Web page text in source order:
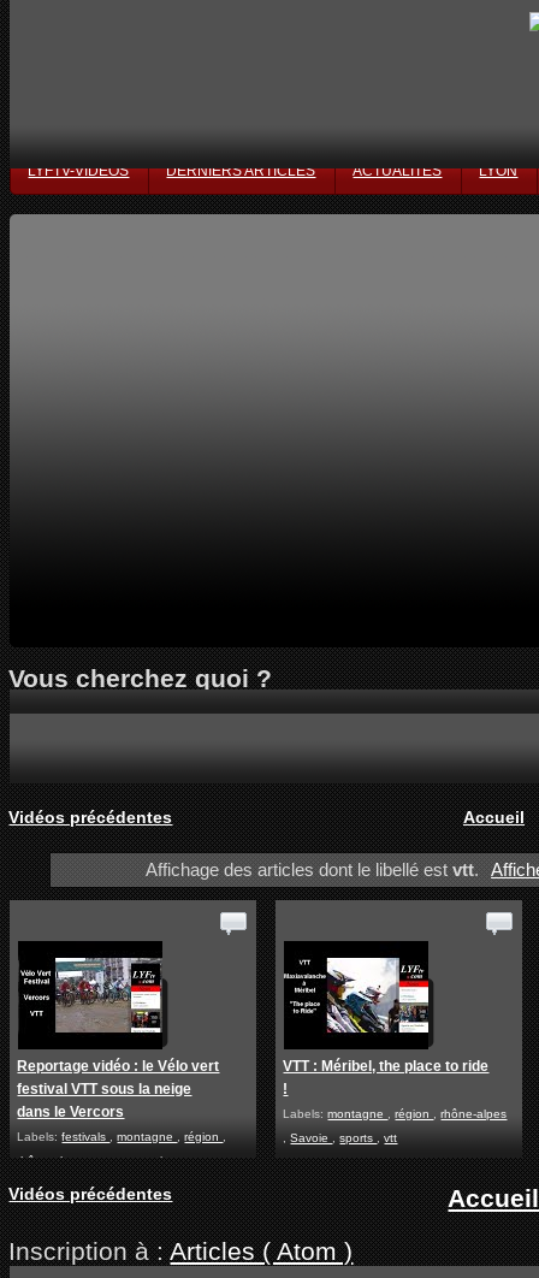
LYFTV-VIDÉOS DERNIERS ARTICLES ACTUALITÉS LYON
Vous cherchez quoi ?
Vidéos précédentes Accueil
Affichage des articles dont le libellé est vtt.
Reportage vidéo : le Vélo vert
festival VTT sous la neige
dans le Vercors
Labels:festivals ,montagne ,région ,
rhône-alpes,sports,tourisme,vercors,
vtt
VTT : Méribel, the place to ride
!
Labels:montagne ,région ,rhône-alpes
,Savoie ,sports ,vtt
Vidéos précédentes
Accueil
Inscription à :Articles ( Atom )